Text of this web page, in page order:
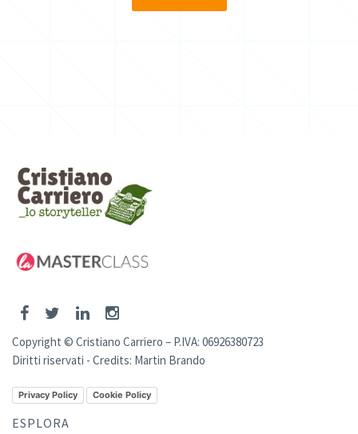
Copyright © Cristiano Carriero – P.IVA: 06926380723
Diritti riservati - Credits: Martin Brando
Privacy Policy Cookie Policy
ESPLORA